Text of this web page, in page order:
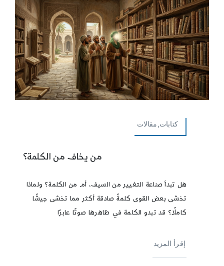
كتابات,مقالات
من يخاف من الكلمة؟
هل تبدأ صناعة التغيير من السيف، أم من الكلمة؟ ولماذا
تخشى بعض القوى كلمةً صادقة أكثر مما تخشى جيشًا
كاملًا؟ قد تبدو الكلمة في ظاهرها صوتًا عابرًا
إقرأ المزيد